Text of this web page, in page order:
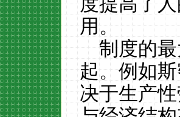
用。
制度的
起。例如
决于生产